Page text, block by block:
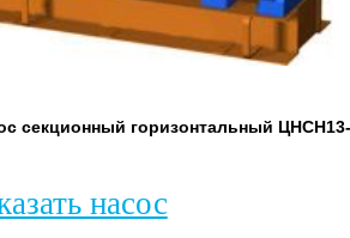
секционный горизонтальный
насос